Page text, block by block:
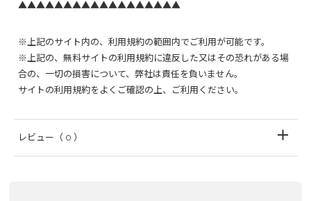
▲▲▲▲▲▲▲▲▲▲▲▲▲▲▲▲▲▲
※上記のサイト内の、利用規約の範囲内でご利用が可能です。
※上記の、無料サイトの利用規約に違反した又はその恐れがある場
合の、一切の損害について、弊社は責任を負いません。
サイトの利用規約をよくご確認の上、ご利用ください。
レビュー （ 0 ）